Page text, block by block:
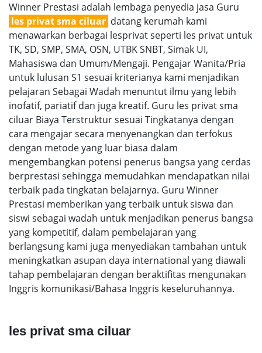
Winner Prestasi adalah lembaga penyedia jasa Guru
les privat sma ciluar datang kerumah kami
menawarkan berbagai lesprivat seperti les privat untuk
TK, SD, SMP, SMA, OSN, UTBK SNBT, Simak UI,
Mahasiswa dan Umum/Mengaji. Pengajar Wanita/Pria
untuk lulusan S1 sesuai kriterianya kami menjadikan
pelajaran Sebagai Wadah menuntut ilmu yang lebih
inofatif, pariatif dan juga kreatif. Guru les privat sma
ciluar Biaya Terstruktur sesuai Tingkatanya dengan
cara mengajar secara menyenangkan dan terfokus
dengan metode yang luar biasa dalam
mengembangkan potensi penerus bangsa yang cerdas
berprestasi sehingga memudahkan mendapatkan nilai
terbaik pada tingkatan belajarnya. Guru Winner
Prestasi memberikan yang terbaik untuk siswa dan
siswi sebagai wadah untuk menjadikan penerus bangsa
yang kompetitif, dalam pembelajaran yang
berlangsung kami juga menyediakan tambahan untuk
meningkatkan asupan daya international yang diawali
tahap pembelajaran dengan beraktifitas mengunakan
Inggris komunikasi/Bahasa Inggris keseluruhannya.
les privat sma ciluar